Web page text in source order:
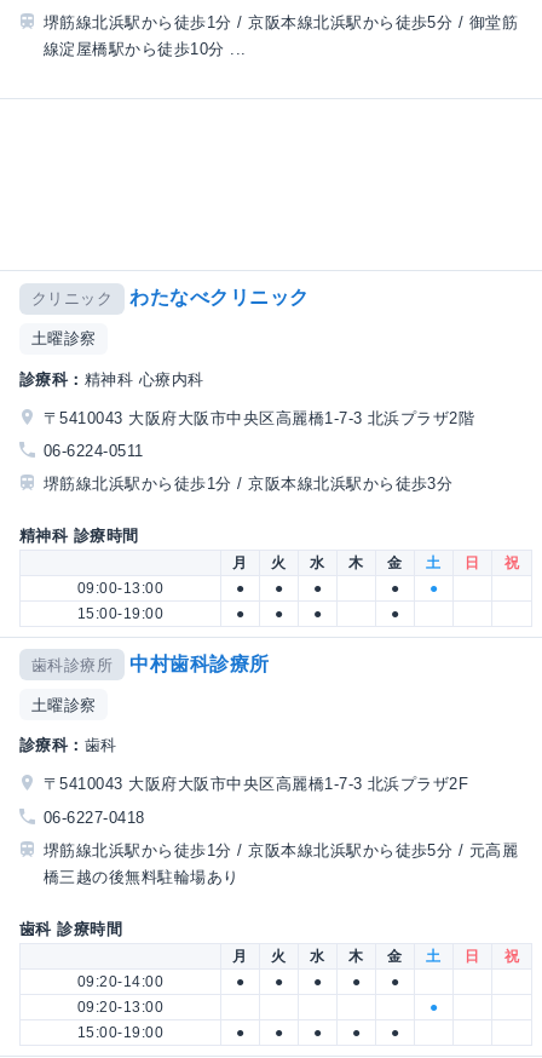
堺筋線北浜駅から徒歩1分 / 京阪本線北浜駅から徒歩5分 / 御堂筋
線淀屋橋駅から徒歩10分 ...
クリニック わたなべクリニック
土曜診察
診療科： 精神科 心療内科
〒5410043 大阪府大阪市中央区高麗橋1-7-3 北浜プラザ2階
06-6224-0511
堺筋線北浜駅から徒歩1分 / 京阪本線北浜駅から徒歩3分
精神科 診療時間
月 火 水 木 金 土 日
祝
09:00-13:00
● ● ● ●
●
15:00-19:00
● ● ● ●
歯科診療所 中村歯科診療所
土曜診察
診療科： 歯科
〒5410043 大阪府大阪市中央区高麗橋1-7-3 北浜プラザ2F
06-6227-0418
堺筋線北浜駅から徒歩1分 / 京阪本線北浜駅から徒歩5分 / 元高麗
橋三越の後無料駐輪場あり
歯科 診療時間
月 火 水 木 金 土 日
祝
09:20-14:00
● ● ● ●
●
09:20-13:00
●
15:00-19:00
● ● ● ● ●